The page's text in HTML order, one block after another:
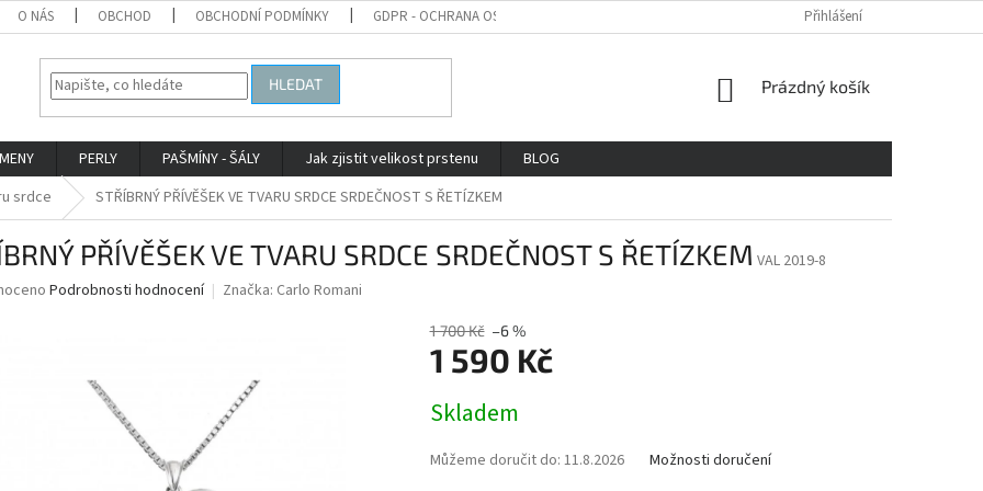
O NÁS OBCHOD OBCHODNÍ PODMÍNKY GDPR - OCHRANA OSOBNÍCH ÚDAJŮ VŠE O NÁKUPU
Přihlášení
HLEDAT
NÁKUPNÍ
Prázdný košík
PERLY PAŠMÍNY - ŠÁLY Jak zjistit velikost prstenu
BLOG
srdce STŘÍBRNÝ PŘÍVĚŠEK VE TVARU SRDCE SRDEČNOST S ŘETÍZKEM
PŘÍVĚŠEK VE TVARU SRDCE SRDEČNOST S ŘETÍZKEM VAL 2019-8
Podrobnosti hodnocení Značka: Carlo Romani
1 700 Kč –6 %
1 590 Kč
cena:
Skladem
Můžeme doručit do: 11.8.2026 Možnosti doručení